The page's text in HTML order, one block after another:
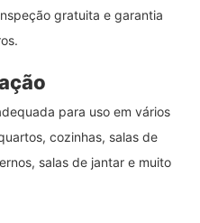
gratuita e garantia
para uso em vários
cozinhas, salas de
salas de jantar e muito